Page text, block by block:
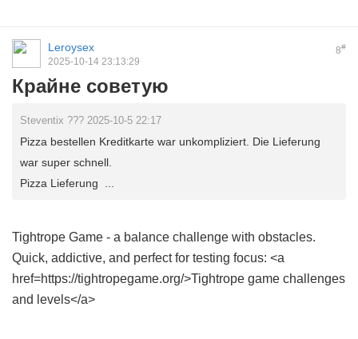
8#
Leroysex
2025-10-14 23:13:29
Крайне советую
Steventix ??? 2025-10-5 22:17
Pizza bestellen Kreditkarte war unkompliziert. Die Lieferung
war super schnell.
Pizza Lieferung ...
Tightrope Game - a balance challenge with obstacles.
Quick, addictive, and perfect for testing focus: <a
href=https://tightropegame.org/>Tightrope game challenges
and levels</a>